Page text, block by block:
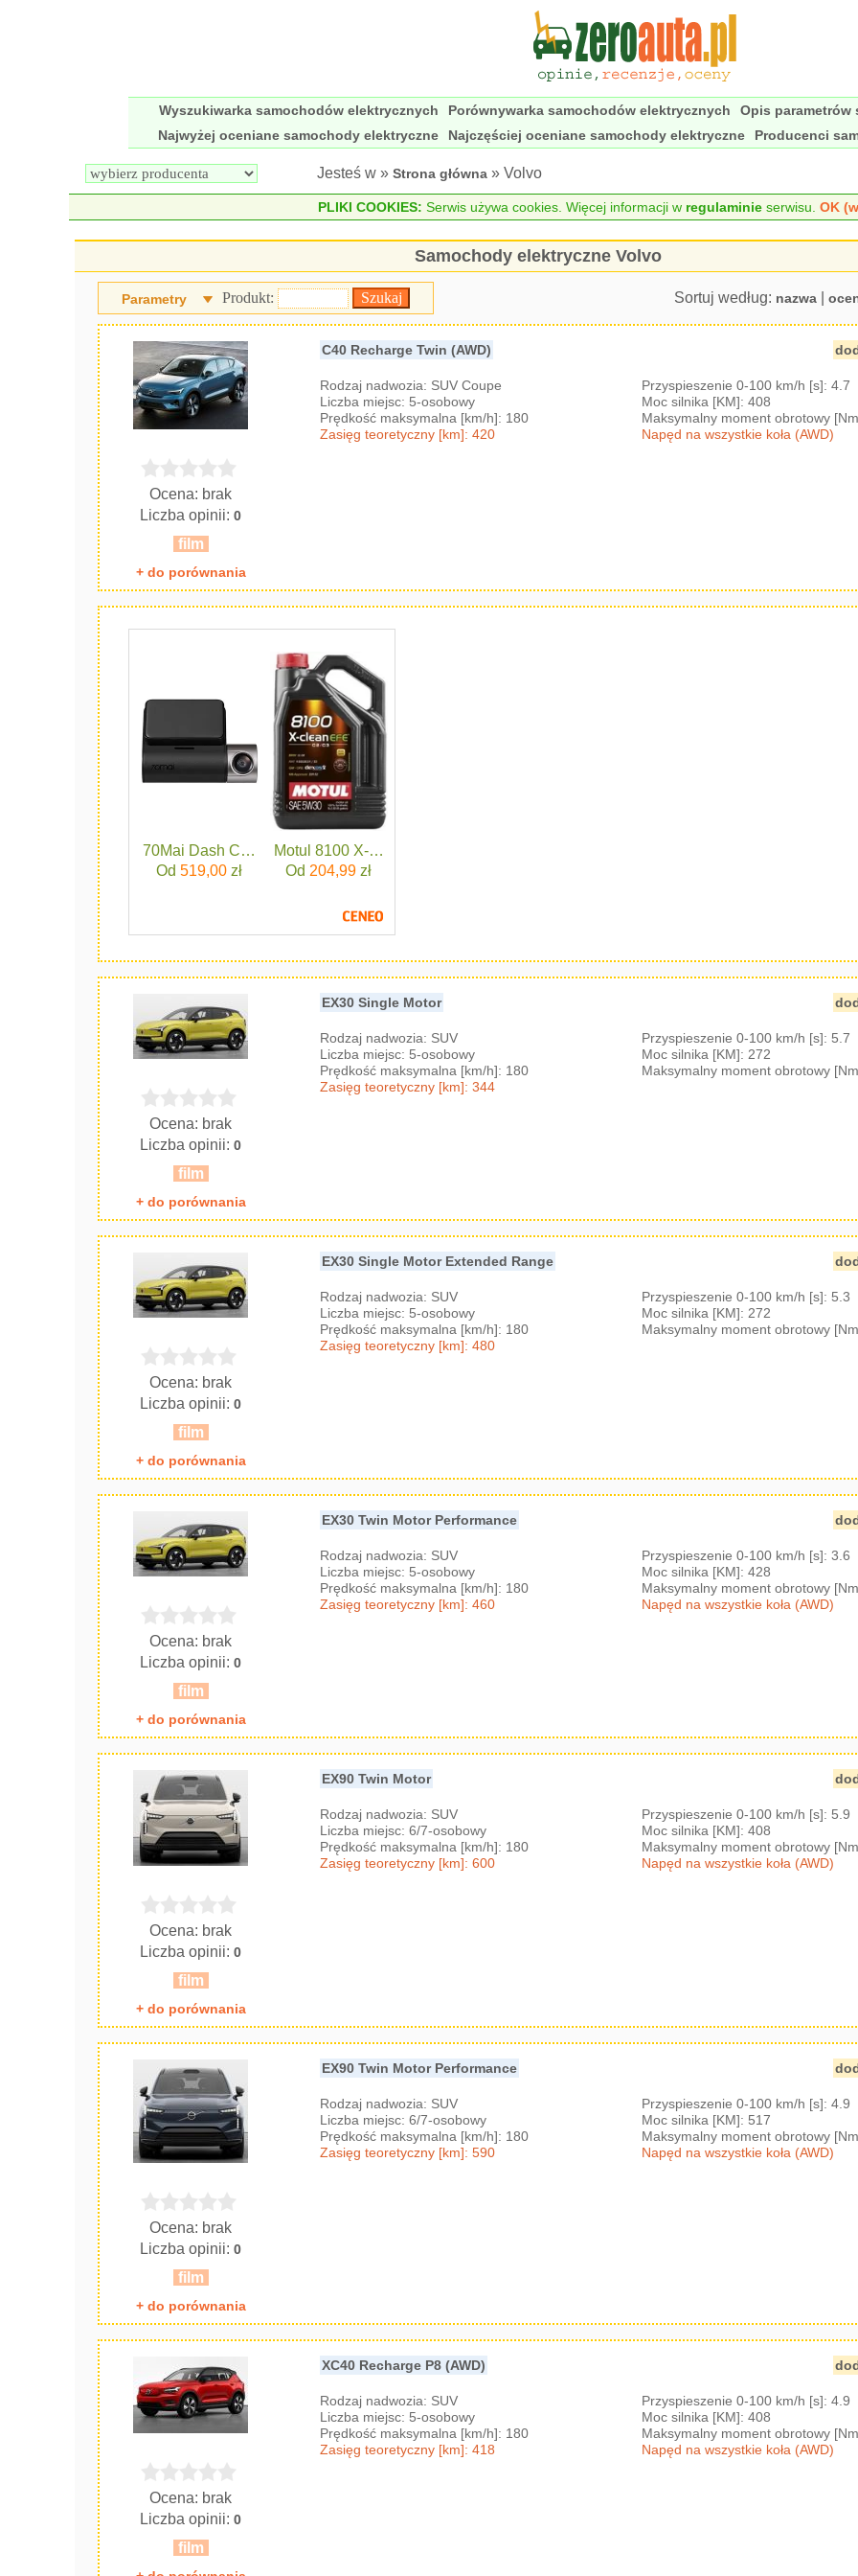
Wyszukiwarka samochodów elektrycznych Porównywarka samochodów elektrycznych Opis parametrów
Najwyżej oceniane samochody elektryczne
Najczęściej oceniane samochody elektryczne Producenci
Jesteś w » Strona główna » Volvo
PLIKI COOKIES: Serwis używa cookies. Więcej informacji w regulaminieserwisu. OK
Samochody elektryczne Volvo
Sortuj według: nazwa|
Parametry Produkt:
C40 Recharge Twin (AWD)
Ocena: brak
Liczba opinii:0
film
Rodzaj nadwozia: SUV Coupe
Liczba miejsc: 5-osobowy
Prędkość maksymalna [km/h]: 180
Zasięg teoretyczny [km]: 420
Przyspieszenie 0-100 km/h [s]: 4.7
Moc silnika [KM]: 408
Maksymalny moment obrotowy
Napęd na wszystkie koła (AWD)
+ do porównania
70Mai Dash Cam A510 + Kamera Tylna Rc11
Od519,00 zł
Motul 8100 X-Clean Efe 5W30 5l
Od 204,99 zł
EX30 Single Motor
Ocena: brak
Liczba opinii:0
film
Rodzaj nadwozia: SUV
Liczba miejsc: 5-osobowy
Prędkość maksymalna [km/h]: 180
Zasięg teoretyczny [km]: 344
Przyspieszenie 0-100 km/h [s]: 5.7
Moc silnika [KM]: 272
Maksymalny moment obrotowy
+ do porównania
EX30 Single Motor Extended Range
Ocena: brak
Liczba opinii:0
film
Rodzaj nadwozia: SUV
Liczba miejsc: 5-osobowy
Prędkość maksymalna [km/h]: 180
Zasięg teoretyczny [km]: 480
Przyspieszenie 0-100 km/h [s]: 5.3
Moc silnika [KM]: 272
Maksymalny moment obrotowy
+ do porównania
EX30 Twin Motor Performance
Ocena: brak
Liczba opinii:0
film
Rodzaj nadwozia: SUV
Liczba miejsc: 5-osobowy
Prędkość maksymalna [km/h]: 180
Zasięg teoretyczny [km]: 460
Przyspieszenie 0-100 km/h [s]: 3.6
Moc silnika [KM]: 428
Maksymalny moment obrotowy
Napęd na wszystkie koła (AWD)
+ do porównania
EX90 Twin Motor
Ocena: brak
Liczba opinii:0
film
Rodzaj nadwozia: SUV
Liczba miejsc: 6/7-osobowy
Prędkość maksymalna [km/h]: 180
Zasięg teoretyczny [km]: 600
Przyspieszenie 0-100 km/h [s]: 5.9
Moc silnika [KM]: 408
Maksymalny moment obrotowy
Napęd na wszystkie koła (AWD)
+ do porównania
EX90 Twin Motor Performance
Ocena: brak
Liczba opinii:0
film
Rodzaj nadwozia: SUV
Liczba miejsc: 6/7-osobowy
Prędkość maksymalna [km/h]: 180
Zasięg teoretyczny [km]: 590
Przyspieszenie 0-100 km/h [s]: 4.9
Moc silnika [KM]: 517
Maksymalny moment obrotowy
Napęd na wszystkie koła (AWD)
+ do porównania
XC40 Recharge P8 (AWD)
Ocena: brak
Liczba opinii:0
film
Rodzaj nadwozia: SUV
Liczba miejsc: 5-osobowy
Prędkość maksymalna [km/h]: 180
Zasięg teoretyczny [km]: 418
Przyspieszenie 0-100 km/h [s]: 4.9
Moc silnika [KM]: 408
Maksymalny moment obrotowy
Napęd na wszystkie koła (AWD)